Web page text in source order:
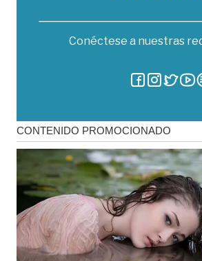
Conéctese a nuestras